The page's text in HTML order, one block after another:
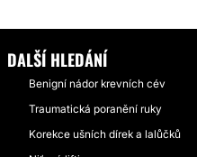
DALŠÍ HLEDÁNÍ
Benigní nádor krevních cév
Traumatická poranění ruky
Korekce ušních dírek a lalůčků